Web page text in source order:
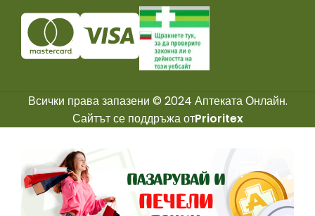
Всички права запазени © 2024 Аптеката Онлайн.
Сайтът се поддръжа отPrioritex